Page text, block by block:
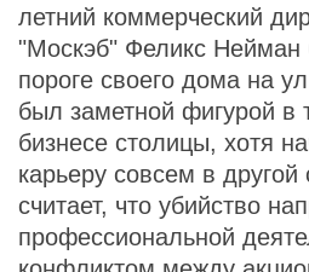
летний коммерческий
"Москэб" Феликс Нейман
пороге своего дома на
был заметной фигурой в
бизнесе столицы, хотя
карьеру совсем в
считает, что убийство
профессиональной